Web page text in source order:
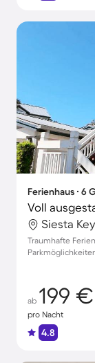
Ferienhaus ∙ 6
Siesta
Traumhafte
ab 199 €
pro Nacht
4.8